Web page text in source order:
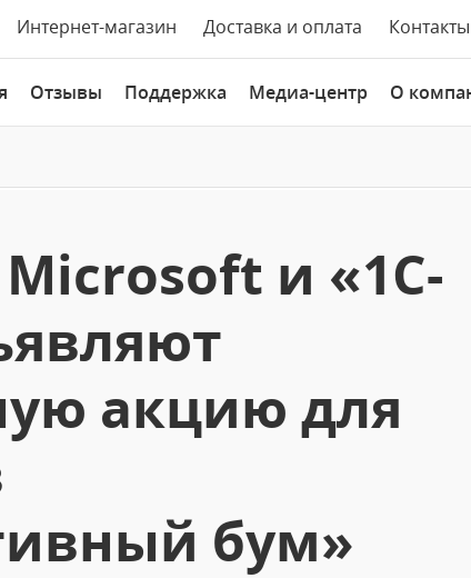
Интернет-магазин Доставка и оплата Контакты
Отзывы Поддержка Медиа-центр О
и «1С-
акцию для
бум»